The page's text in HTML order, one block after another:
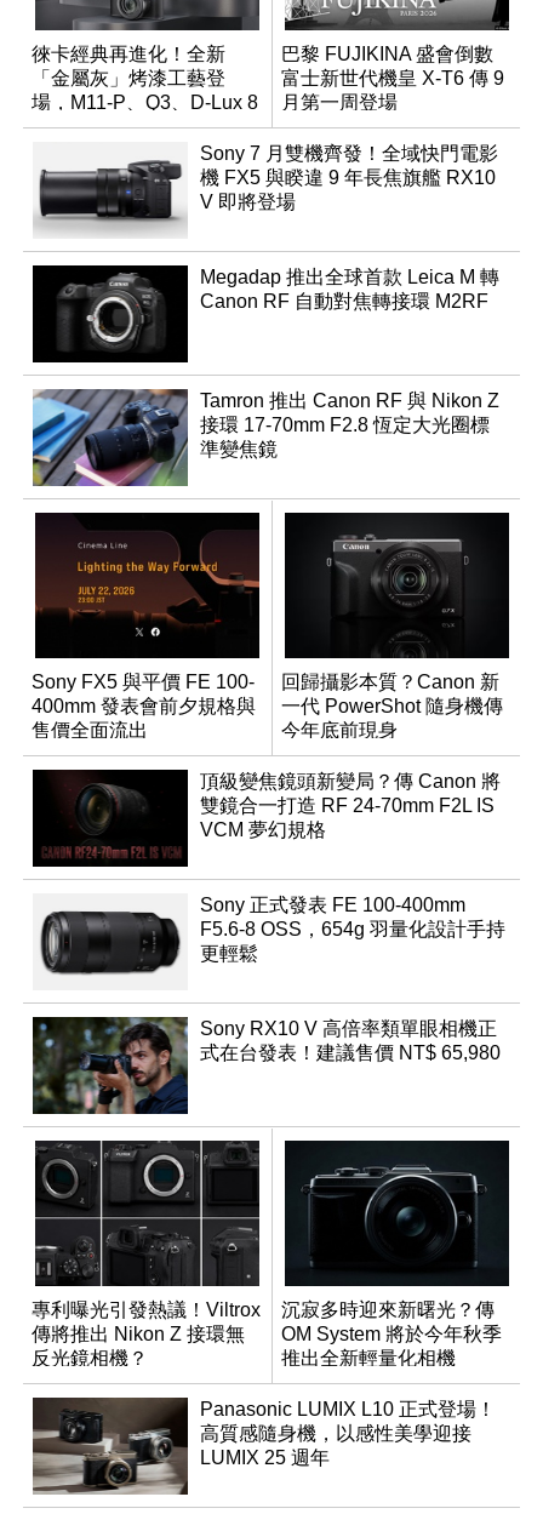
徠卡經典再進化！全新
「金屬灰」烤漆工藝登
場，M11-P、Q3、D-Lux 8
領銜換裝
巴黎 FUJIKINA 盛會倒數
富士新世代機皇 X-T6 傳 9
月第一周登場
Sony 7 月雙機齊發！全域快門電影
機 FX5 與睽違 9 年長焦旗艦 RX10
V 即將登場
Megadap 推出全球首款 Leica M 轉
Canon RF 自動對焦轉接環 M2RF
Tamron 推出 Canon RF 與 Nikon Z
接環 17-70mm F2.8 恆定大光圈標
準變焦鏡
Sony FX5 與平價 FE 100-
400mm 發表會前夕規格與
售價全面流出
回歸攝影本質？Canon 新
一代 PowerShot 隨身機傳
今年底前現身
頂級變焦鏡頭新變局？傳 Canon 將
雙鏡合一打造 RF 24-70mm F2L IS
VCM 夢幻規格
Sony 正式發表 FE 100-400mm
F5.6-8 OSS，654g 羽量化設計手持
更輕鬆
Sony RX10 V 高倍率類單眼相機正
式在台發表！建議售價 NT$ 65,980
專利曝光引發熱議！Viltrox
傳將推出 Nikon Z 接環無
反光鏡相機？
沉寂多時迎來新曙光？傳
OM System 將於今年秋季
推出全新輕量化相機
Panasonic LUMIX L10 正式登場！
高質感隨身機，以感性美學迎接
LUMIX 25 週年